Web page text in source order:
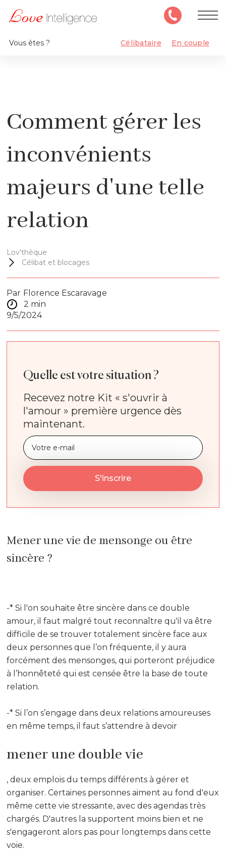
Vous êtes ? Célibataire En couple
Comment gérer les
inconvénients
majeurs d'une telle
relation
Lov'thèque
Célibat et blocages
Par Florence Escaravage
2 min
9/5/2024
Quelle est votre situation ?
Recevez notre Kit « s'ouvrir à
l'amour » première urgence dès
maintenant.
Mener une vie de mensonge ou être
sincère ?
-* Si l'on souhaite être sincère dans ce double
amour, il faut malgré tout reconnaître qu'il va être
difficile de se trouver totalement sincère face aux
deux personnes que l’on fréquente, il y aura
forcément des mensonges, qui porteront préjudice
à l’honnêteté qui est censée être la base de toute
relation.
-* Si l’on s’engage dans deux relations amoureuses
en même temps, il faut s’attendre à devoir
mener une double vie
, deux emplois du temps différents à gérer et
organiser. Certaines personnes aiment au fond d'eux
même cette vie stressante, avec des agendas très
chargés. D'autres la supportent moins bien et ne
s'engageront alors pas pour longtemps dans cette
voie.